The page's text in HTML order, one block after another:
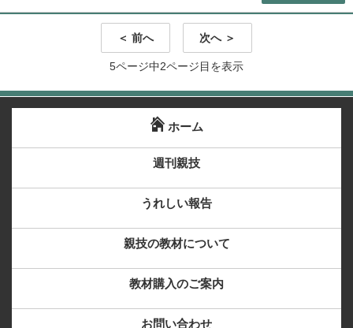
＜ 前へ 次へ ＞
5ページ中2ページ目を表示
ホーム
週刊親技
うれしい報告
親技の教材について
教材購入のご案内
お問い合わせ